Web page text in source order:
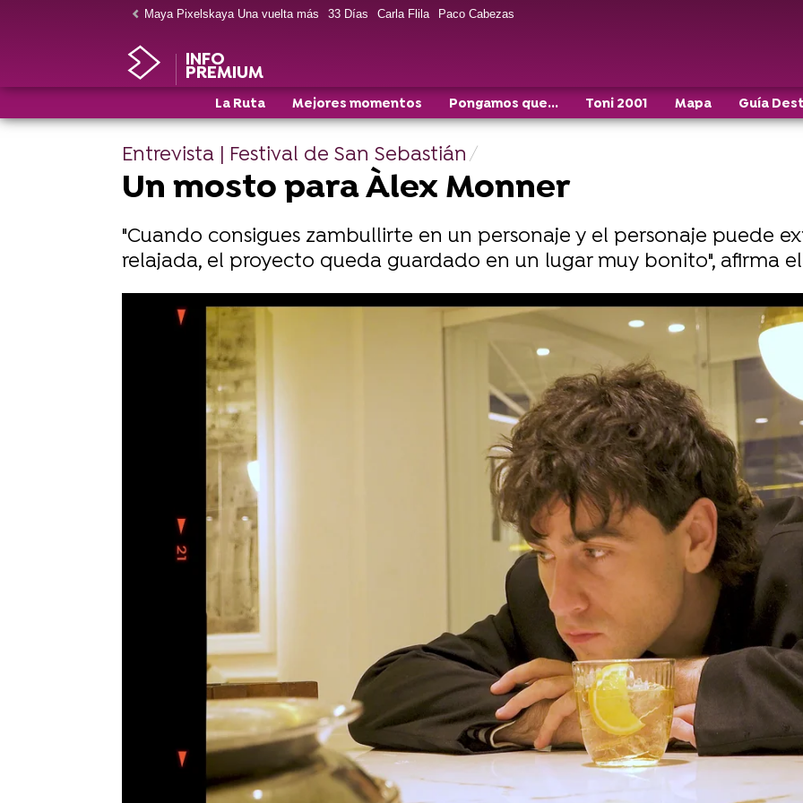
Maya Pixelskaya Una vuelta más 33 Días Carla Flila Paco Cabezas
INFO
PREMIUM
La Ruta Mejores momentos Pongamos que... Toni 2001 Mapa Guía
Entrevista | Festival de San Sebastián
Un mosto para Àlex Monner
"Cuando consigues zambullirte en un personaje y el personaje puede
relajada, el proyecto queda guardado en un lugar muy bonito", afirma
Ximena Rodero
26 de septiembre de 2025, 11:38 WhatsappFacebook
X
Era miércoles. Quizá, martes. Elhotel Londresvolvía a ver llover la
concha.
Para Àlex Monner no era el lugar nuevo:"Aquí venía a desayunar
con mi abuela, a merendar con mi madre", explica mirando la sala
del centenario hotel.